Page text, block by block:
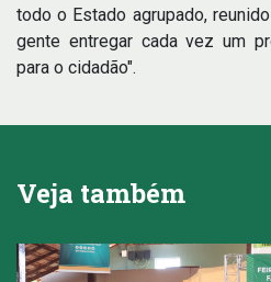
todo o Estado agrupado,
gente entregar cada vez um
para o cidadão".
Veja também